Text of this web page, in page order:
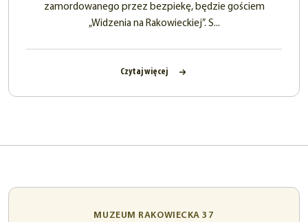
zamordowanego przez bezpiekę, będzie gościem
„Widzenia na Rakowieckiej”. S...
Czytaj więcej
MUZEUM RAKOWIECKA 37